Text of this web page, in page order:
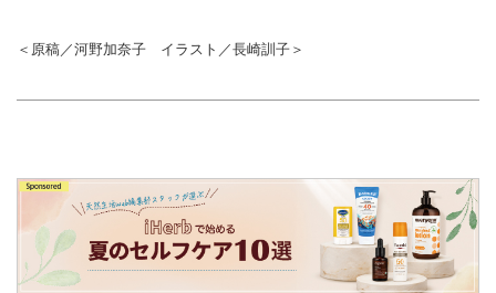
＜原稿／河野加奈子 イラスト／長崎訓子＞